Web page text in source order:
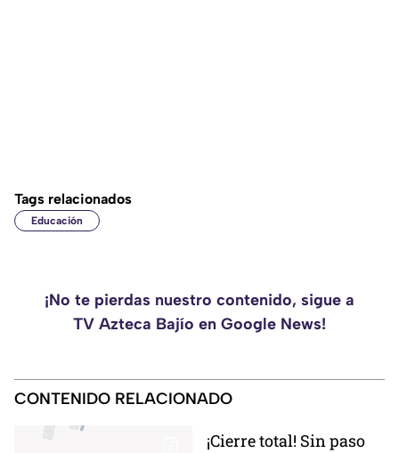
Tags relacionados
Educación
¡No te pierdas nuestro contenido, sigue a
TV Azteca Bajío en Google News!
CONTENIDO RELACIONADO
¡Cierre total! Sin paso